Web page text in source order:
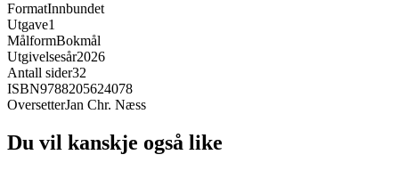
FormatInnbundet
Utgave1
MålformBokmål
Utgivelsesår2026
Antall sider32
ISBN9788205624078
OversetterJan Chr. Næss
Du vil kanskje også like